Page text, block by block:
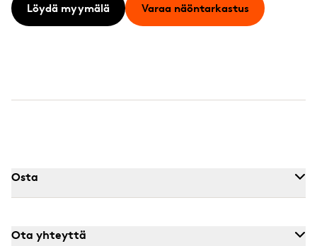
Löydä myymälä Varaa näöntarkastus
Osta
Ota yhteyttä